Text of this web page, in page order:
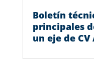
Boletín
principales
un eje de CV